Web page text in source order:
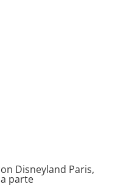
Disneyland Paris,
parte